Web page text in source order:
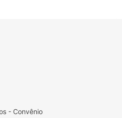
- Convênio